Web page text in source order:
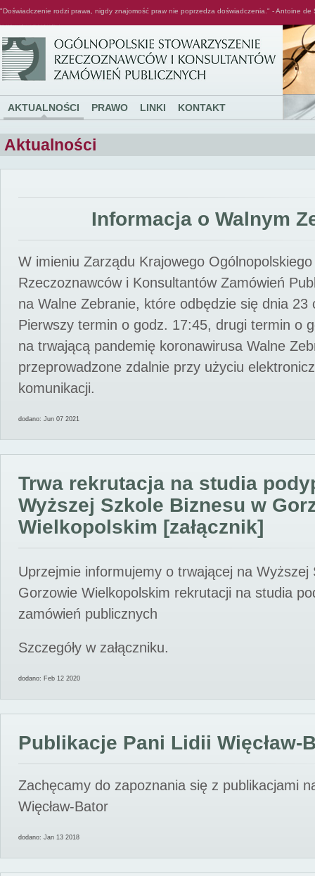
"Doświadczenie rodzi prawa, nigdy znajomość praw nie poprzedza doświadczenia." - Antoine de
AKTUALNOŚCI PRAWO LINKI KONTAKT
Aktualności
Informacja o Walnym
W imieniu Zarządu Krajowego
Rzeczoznawców i Konsultantów Zamówień
na Walne Zebranie, które odbędzie się dnia 23
Pierwszy termin o godz. 17:45, drugi termin o
na trwającą pandemię koronawirusa Walne
przeprowadzone zdalnie przy użyciu
komunikacji.
dodano: Jun 07 2021
Trwa rekrutacja na studia
Wyższej Szkole Biznesu w
Wielkopolskim [załącznik]
Uprzejmie informujemy o trwającej na Wyższej
Gorzowie Wielkopolskim rekrutacji na studia
zamówień publicznych
Szczegóły w załączniku.
dodano: Feb 12 2020
Publikacje Pani Lidii Więcław-
Zachęcamy do zapoznania się z publikacjami
Więcław-Bator
dodano: Jan 13 2018